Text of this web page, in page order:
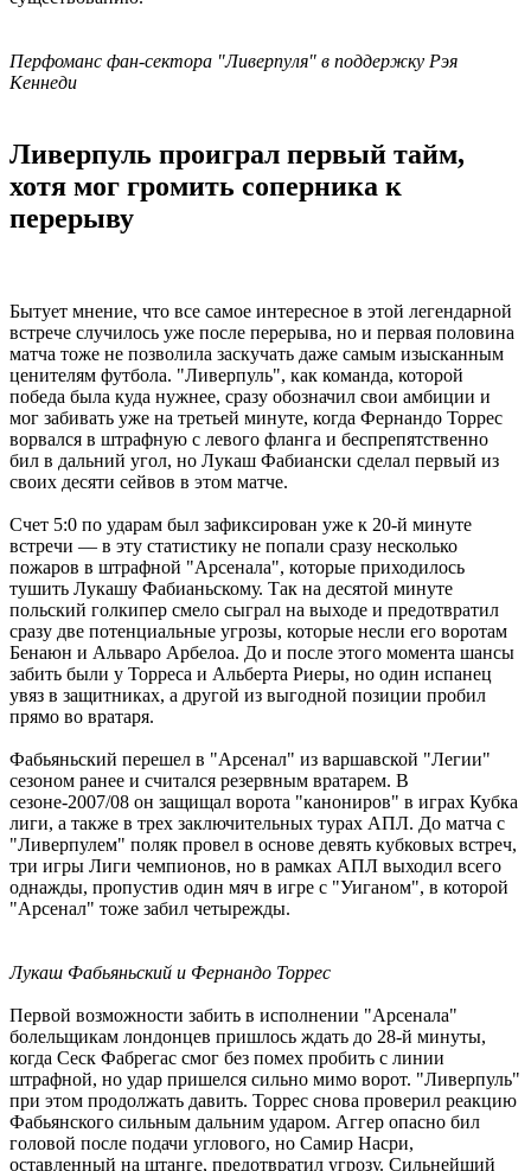
Перфоманс фан-сектора "Ливерпуля" в поддержку Рэя
Кеннеди
Ливерпуль проиграл первый тайм,
хотя мог громить соперника к
перерыву
Бытует мнение, что все самое интересное в этой легендарной
встрече случилось уже после перерыва, но и первая половина
матча тоже не позволила заскучать даже самым изысканным
ценителям футбола. "Ливерпуль", как команда, которой
победа была куда нужнее, сразу обозначил свои амбиции и
мог забивать уже на третьей минуте, когда Фернандо Торрес
ворвался в штрафную с левого фланга и беспрепятственно
бил в дальний угол, но Лукаш Фабиански сделал первый из
своих десяти сейвов в этом матче.
Счет 5:0 по ударам был зафиксирован уже к 20-й минуте
встречи — в эту статистику не попали сразу несколько
пожаров в штрафной "Арсенала", которые приходилось
тушить Лукашу Фабианьскому. Так на десятой минуте
польский голкипер смело сыграл на выходе и предотвратил
сразу две потенциальные угрозы, которые несли его воротам
Бенаюн и Альваро Арбелоа. До и после этого момента шансы
забить были у Торреса и Альберта Риеры, но один испанец
увяз в защитниках, а другой из выгодной позиции пробил
прямо во вратаря.
Фабьяньский перешел в "Арсенал" из варшавской "Легии"
сезоном ранее и считался резервным вратарем. В
сезоне-2007/08 он защищал ворота "канониров" в играх Кубка
лиги, а также в трех заключительных турах АПЛ. До матча с
"Ливерпулем" поляк провел в основе девять кубковых встреч,
три игры Лиги чемпионов, но в рамках АПЛ выходил всего
однажды, пропустив один мяч в игре с "Уиганом", в которой
"Арсенал" тоже забил четырежды.
Лукаш Фабьяньский и Фернандо Торрес
Первой возможности забить в исполнении "Арсенала"
болельщикам лондонцев пришлось ждать до 28-й минуты,
когда Сеск Фабрегас смог без помех пробить с линии
штрафной, но удар пришелся сильно мимо ворот. "Ливерпуль"
при этом продолжать давить. Торрес снова проверил реакцию
Фабьянского сильным дальним ударом. Аггер опасно бил
головой после подачи углового, но Самир Насри,
оставленный на штанге, предотвратил угрозу. Сильнейший